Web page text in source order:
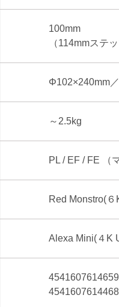
100mm
（114mmステ
Φ102×240mm
～2.5kg
PL / EF / FE （
Red Monstro(
Alexa Mini(４K